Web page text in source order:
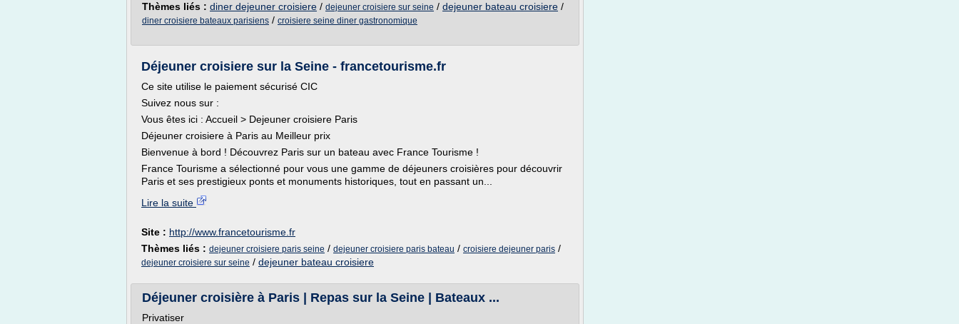
Thèmes liés : diner dejeuner croisiere / dejeuner croisiere sur seine / dejeuner bateau croisiere /
diner croisiere bateaux parisiens / croisiere seine diner gastronomique
Déjeuner croisiere sur la Seine - francetourisme.fr
Ce site utilise le paiement sécurisé CIC
Suivez nous sur :
Vous êtes ici : Accueil > Dejeuner croisiere Paris
Déjeuner croisiere à Paris au Meilleur prix
Bienvenue à bord ! Découvrez Paris sur un bateau avec France Tourisme !
France Tourisme a sélectionné pour vous une gamme de déjeuners croisières pour découvrir
Paris et ses prestigieux ponts et monuments historiques, tout en passant un...
Lire la suite
Site : http://www.francetourisme.fr
Thèmes liés : dejeuner croisiere paris seine / dejeuner croisiere paris bateau / croisiere dejeuner paris /
dejeuner croisiere sur seine / dejeuner bateau croisiere
Déjeuner croisière à Paris | Repas sur la Seine | Bateaux ...
Privatiser